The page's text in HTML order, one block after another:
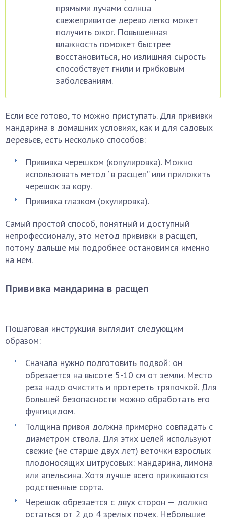
прямыми лучами солнца
свежепривитое дерево легко может
получить ожог. Повышенная
влажность поможет быстрее
восстановиться, но излишняя сырость
способствует гнили и грибковым
заболеваниям.
Если все готово, то можно приступать. Для прививки
мандарина в домашних условиях, как и для садовых
деревьев, есть несколько способов:
Прививка черешком (копулировка). Можно
использовать метод “в расщеп” или приложить
черешок за кору.
Прививка глазком (окулировка).
Самый простой способ, понятный и доступный
непрофессионалу, это метод прививки в расщеп,
потому дальше мы подробнее остановимся именно
на нем.
Прививка мандарина в расщеп
Пошаговая инструкция выглядит следующим
образом:
Сначала нужно подготовить подвой: он
обрезается на высоте 5-10 см от земли. Место
реза надо очистить и протереть тряпочкой. Для
большей безопасности можно обработать его
фунгицидом.
Толщина привоя должна примерно совпадать с
диаметром ствола. Для этих целей используют
свежие (не старше двух лет) веточки взрослых
плодоносящих цитрусовых: мандарина, лимона
или апельсина. Хотя лучше всего приживаются
родственные сорта.
Черешок обрезается с двух сторон — должно
остаться от 2 до 4 зрелых почек. Небольшие